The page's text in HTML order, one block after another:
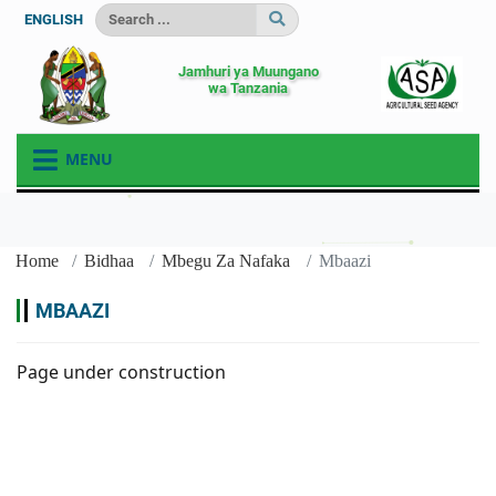
ENGLISH
Jamhuri ya Muungano
wa Tanzania
MENU
Home Bidhaa Mbegu Za Nafaka Mbaazi
MBAAZI
Page under construction